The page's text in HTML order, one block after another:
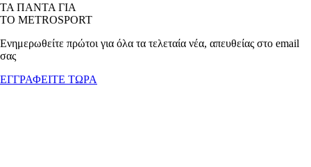
ΤΑ ΠΑΝΤΑ ΓΙΑ
ΤΟ METROSPORT
Ενημερωθείτε πρώτοι για όλα τα τελεταία νέα, απευθείας στο email
σας
ΕΓΓΡΑΦΕΙΤΕ ΤΩΡΑ